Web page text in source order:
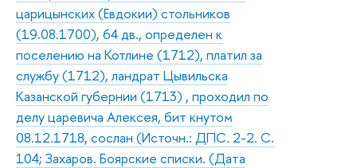
царицынских (Евдокии) стольников
(19.08.1700), 64 дв., определен к
поселению на Котлине (1712), платил за
службу (1712), ландрат Цывильска
Казанской губернии (1713) , проходил по
делу царевича Алексея, бит кнутом
08.12.1718, сослан (Источн.: ДПС. 2-2. С.
104; Захаров. Боярские списки. (Дата